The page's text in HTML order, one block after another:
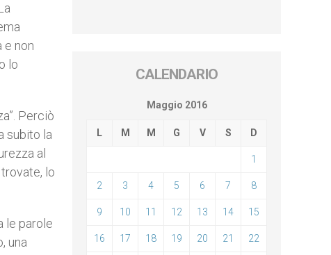
e non
lo
Perciò
subito la
al
lo
le parole
una
CALENDARIO
Maggio 2016
L M M G V S D
1
2 3 4 5 6 7 8
9 10 11 12 13 14 15
16 17 18 19 20 21 22